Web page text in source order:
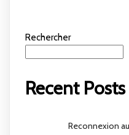
Rechercher
Recent Posts
Reconnexion